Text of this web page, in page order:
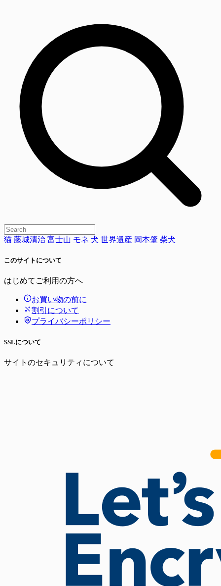
猫 藤城清治 富士山 モネ 犬 世界遺産 岡本肇 柴犬
このサイトについて
はじめてご利用の方へ
お買い物の前に
割引について
プライバシーポリシー
SSLについて
サイトのセキュリティについて